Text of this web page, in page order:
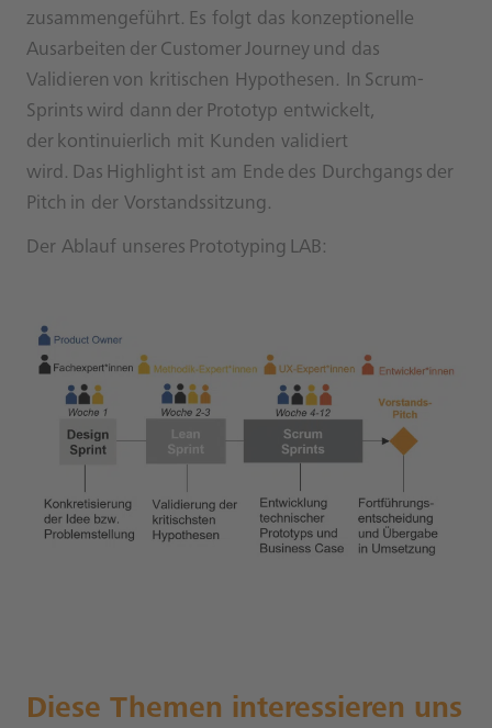
zusammengeführt. Es folgt das konzeptionelle
Ausarbeiten der Customer Journey und das
Validieren von kritischen Hypothesen. In Scrum-
Sprints wird dann der Prototyp entwickelt,
der kontinuierlich mit Kunden validiert
wird. Das Highlight ist am Ende des Durchgangs der
Pitch in der Vorstandssitzung.
Der Ablauf unseres Prototyping LAB:
Diese Themen interessieren uns